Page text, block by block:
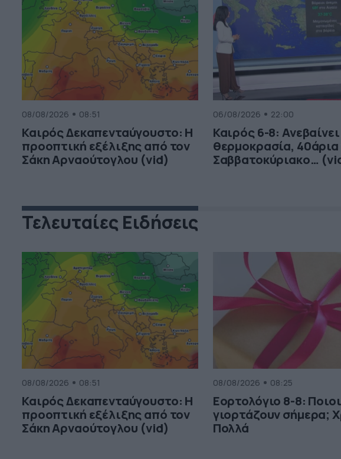
08/08/2026 08:51
Καιρός Δεκαπενταύγουστο: Η
προοπτική εξέλιξης από τον
Σάκη Αρναούτογλου (vid)
06/08/2026 22:00
Καιρός 6-8:
θερμοκρασία, 40άρια
Σαββατοκύριακο…
Τελευταίες Ειδήσεις
08/08/2026 08:51
Καιρός Δεκαπενταύγουστο: Η
προοπτική εξέλιξης από τον
Σάκη Αρναούτογλου (vid)
08/08/2026 08:25
Εορτολόγιο 8-8: Ποιοι
γιορτάζουν σήμερα;
Πολλά